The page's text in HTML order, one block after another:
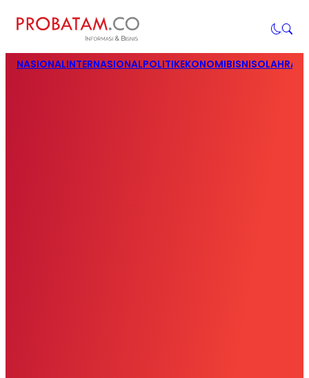
NASIONALINTERNASIONALPOLITIKEKONOMIBISNIS